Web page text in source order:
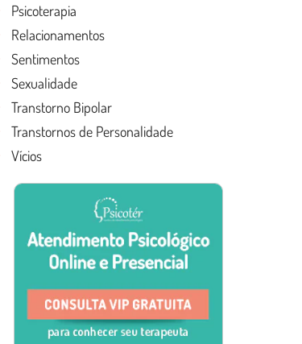
Psicoterapia
Relacionamentos
Sentimentos
Sexualidade
Transtorno Bipolar
Transtornos de Personalidade
Vícios